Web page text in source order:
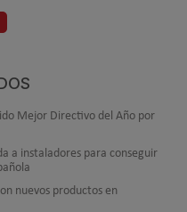
Mejor Directivo del Año por
a instaladores para conseguir
nuevos productos en